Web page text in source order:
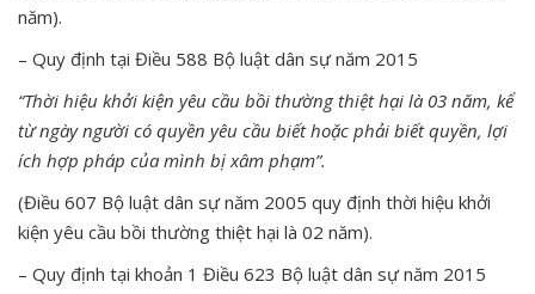
năm).
– Quy định tại Điều 588 Bộ luật dân sự năm 2015
“Thời hiệu khởi kiện yêu cầu bồi thường thiệt hại là 03 năm, kể
từ ngày người có quyền yêu cầu biết hoặc phải biết quyền, lợi
ích hợp pháp của mình bị xâm phạm”.
(Điều 607 Bộ luật dân sự năm 2005 quy định thời hiệu khởi
kiện yêu cầu bồi thường thiệt hại là 02 năm).
– Quy định tại khoản 1 Điều 623 Bộ luật dân sự năm 2015